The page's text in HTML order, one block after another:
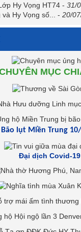
Hy Vọng HT74 - 31/
Hy Vọng số...
- 20/
MỤC
Bão lụt Miền Trung
Đại dịch Covid-19